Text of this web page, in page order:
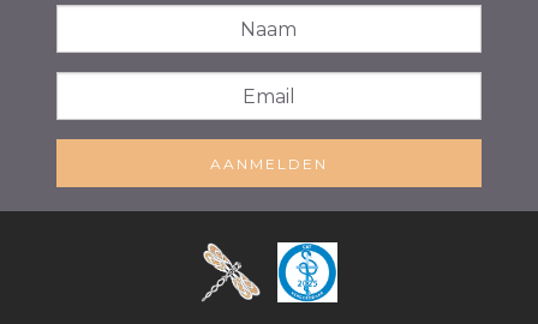
AANMELDEN